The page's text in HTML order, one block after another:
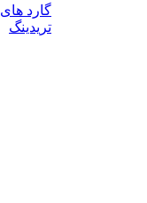
گارد های
تریدینگ